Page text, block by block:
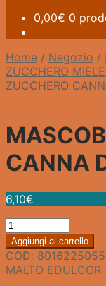
0,00€ 0
Home / Negozio /
ZUCCHERO
ZUCCHERO
CANNA
6,10€
MASCOBADO
ZUCCHERO
CANNA
DALLE
FILIPPINE
Aggiungi al carrello
COD:
MALTO EDULCOR